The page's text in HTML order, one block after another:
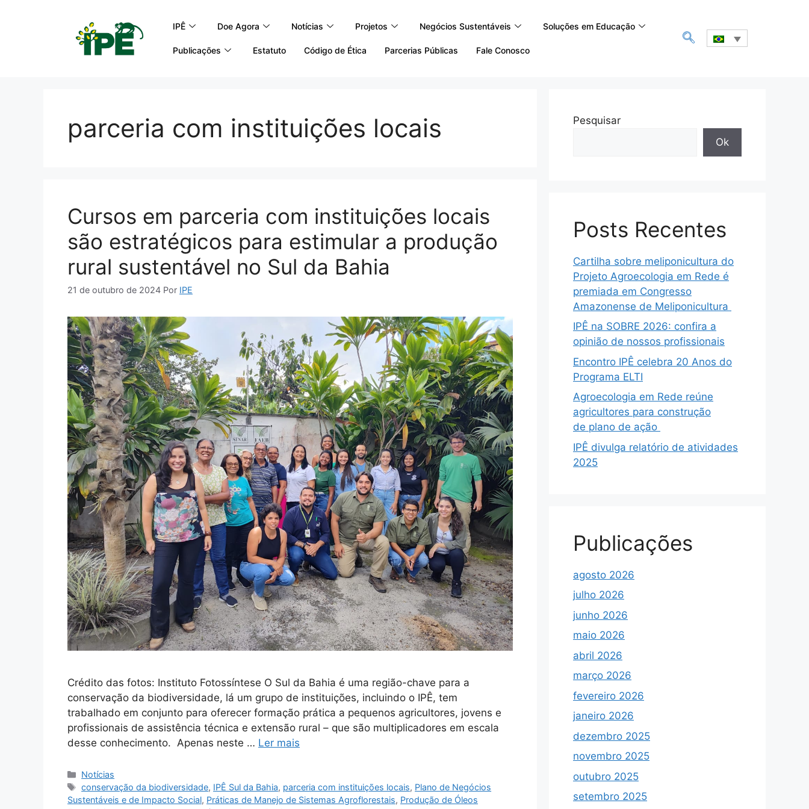
IPÊ Doe Agora Notícias Projetos Negócios Sustentáveis Soluções em Educação
Publicações Estatuto Código de Ética Parcerias Públicas Fale Conosco
parceria com instituições locais
Cursos em parceria com instituições locais
são estratégicos para estimular a produção
rural sustentável no Sul da Bahia
21 de outubro de 2024 Por IPE
Crédito das fotos: Instituto Fotossíntese O Sul da Bahia é uma região-chave para a
conservação da biodiversidade, lá um grupo de instituições, incluindo o IPÊ, tem
trabalhado em conjunto para oferecer formação prática a pequenos agricultores, jovens e
profissionais de assistência técnica e extensão rural – que são multiplicadores em escala
desse conhecimento. Apenas neste … Ler mais
Notícias
conservação da biodiversidade, IPÊ Sul da Bahia, parceria com instituições locais, Plano de Negócios
Sustentáveis e de Impacto Social, Práticas de Manejo de Sistemas Agroflorestais, Produção de Óleos
Pesquisar
Ok
Posts Recentes
Cartilha sobre meliponicultura do
Projeto Agroecologia em Rede é
premiada em Congresso
Amazonense de Meliponicultura
IPÊ na SOBRE 2026: confira a
opinião de nossos profissionais
Encontro IPÊ celebra 20 Anos do
Programa ELTI
Agroecologia em Rede reúne
agricultores para construção
de plano de ação
IPÊ divulga relatório de atividades
2025
Publicações
agosto 2026
julho 2026
junho 2026
maio 2026
abril 2026
março 2026
fevereiro 2026
janeiro 2026
dezembro 2025
novembro 2025
outubro 2025
setembro 2025